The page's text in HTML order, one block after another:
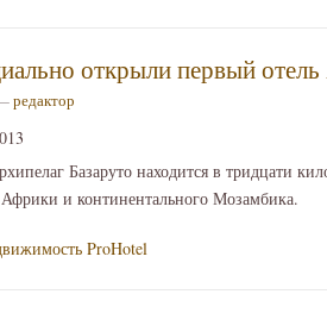
открыли первый отель
редактор
Базаруто находится в тридцати
и континентального Мозамбика.
ProHotel